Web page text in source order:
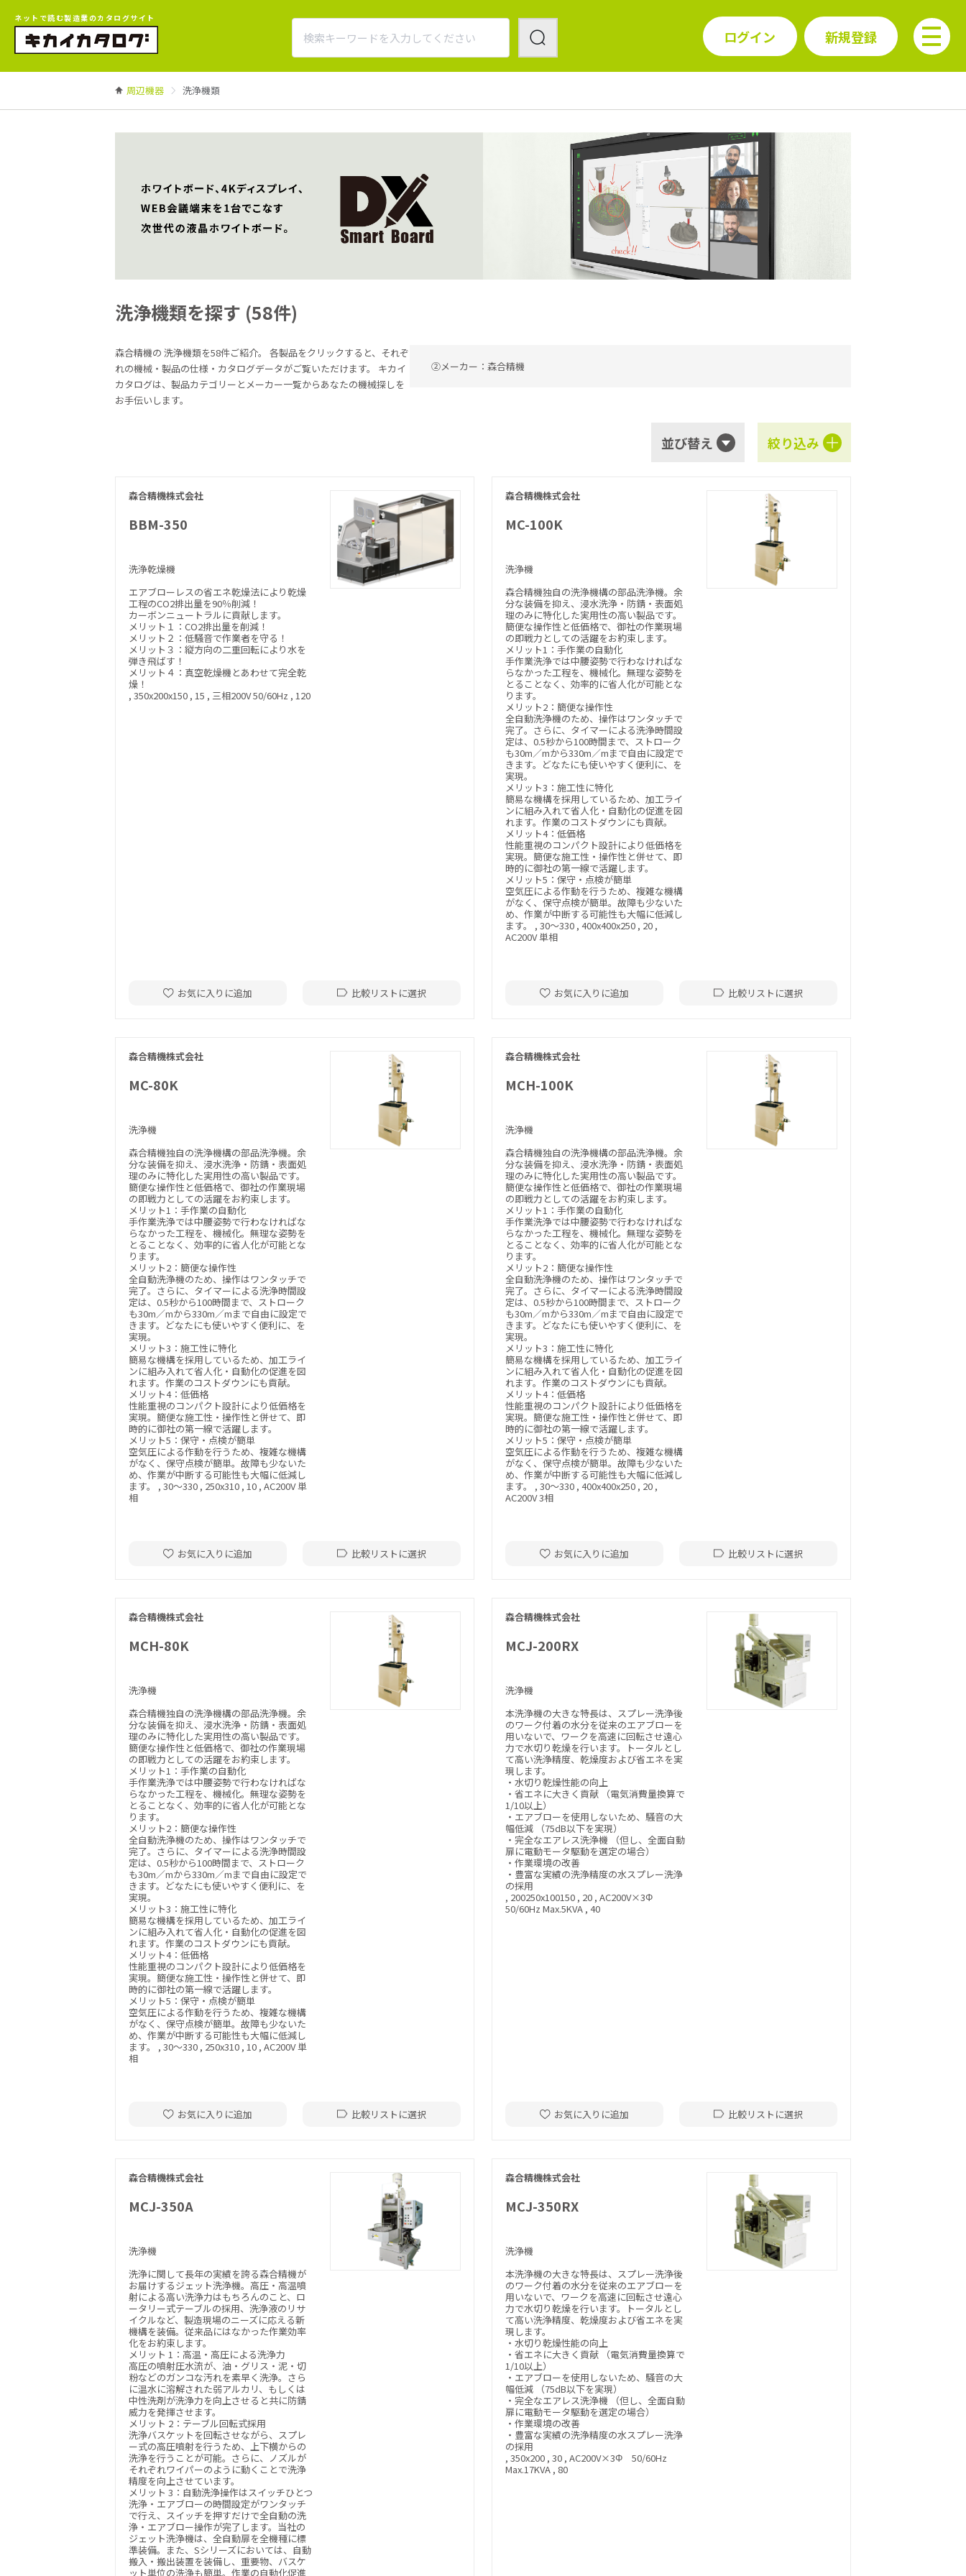
ネットで読む製造業のカタログサイト
ログイン 新規登録
周辺機器 洗浄機類
洗浄機類を探す (58件)
森合精機の 洗浄機類を58件ご紹介。
各製品をクリックすると、それぞ
れの機械・製品の仕様・カタログデータがご覧いただけます。 キカイ
カタログは、製品カテゴリーとメーカー一覧からあなたの機械探しを
お手伝いします。
②メーカー：森合精機
並び替え 絞り込み
森合精機株式会社
BBM-350
洗浄乾燥機
エアブローレスの省エネ乾燥法により乾燥
工程のCO2排出量を90％削減！
カーボンニュートラルに貢献します。
メリット１：CO2排出量を削減！
メリット２：低騒音で作業者を守る！
メリット３：縦方向の二重回転により水を
弾き飛ばす！
メリット４：真空乾燥機とあわせて完全乾
燥！
, 350x200x150 , 15 , 三相200V 50/60Hz , 120
お気に入りに追加 比較リストに選択
森合精機株式会社
MC-100K
洗浄機
森合精機独自の洗浄機構の部品洗浄機。余
分な装備を抑え、浸水洗浄・防錆・表面処
理のみに特化した実用性の高い製品です。
簡便な操作性と低価格で、御社の作業現場
の即戦力としての活躍をお約束します。
メリット1：手作業の自動化
手作業洗浄では中腰姿勢で行わなければな
らなかった工程を、機械化。無理な姿勢を
とることなく、効率的に省人化が可能とな
ります。
メリット2：簡便な操作性
全自動洗浄機のため、操作はワンタッチで
完了。さらに、タイマーによる洗浄時間設
定は、0.5秒から100時間まで、ストローク
も30m／mから330m／mまで自由に設定で
きます。どなたにも使いやすく便利に、を
実現。
メリット3：施工性に特化
簡易な機構を採用しているため、加工ライ
ンに組み入れて省人化・自動化の促進を図
れます。作業のコストダウンにも貢献。
メリット4：低価格
性能重視のコンパクト設計により低価格を
実現。簡便な施工性・操作性と併せて、即
時的に御社の第一線で活躍します。
メリット5：保守・点検が簡単
空気圧による作動を行うため、複雑な機構
がなく、保守点検が簡単。故障も少ないた
め、作業が中断する可能性も大幅に低減し
ます。 , 30～330 , 400x400x250 , 20 ,
AC200V 単相
お気に入りに追加 比較リストに選択
森合精機株式会社
MC-80K
洗浄機
森合精機独自の洗浄機構の部品洗浄機。余
分な装備を抑え、浸水洗浄・防錆・表面処
理のみに特化した実用性の高い製品です。
簡便な操作性と低価格で、御社の作業現場
の即戦力としての活躍をお約束します。
メリット1：手作業の自動化
手作業洗浄では中腰姿勢で行わなければな
らなかった工程を、機械化。無理な姿勢を
とることなく、効率的に省人化が可能とな
ります。
メリット2：簡便な操作性
全自動洗浄機のため、操作はワンタッチで
完了。さらに、タイマーによる洗浄時間設
定は、0.5秒から100時間まで、ストローク
も30m／mから330m／mまで自由に設定で
きます。どなたにも使いやすく便利に、を
実現。
メリット3：施工性に特化
簡易な機構を採用しているため、加工ライ
ンに組み入れて省人化・自動化の促進を図
れます。作業のコストダウンにも貢献。
メリット4：低価格
性能重視のコンパクト設計により低価格を
実現。簡便な施工性・操作性と併せて、即
時的に御社の第一線で活躍します。
メリット5：保守・点検が簡単
空気圧による作動を行うため、複雑な機構
がなく、保守点検が簡単。故障も少ないた
め、作業が中断する可能性も大幅に低減し
ます。 , 30～330 , 250x310 , 10 , AC200V 単
相
お気に入りに追加 比較リストに選択
森合精機株式会社
MCH-100K
洗浄機
森合精機独自の洗浄機構の部品洗浄機。余
分な装備を抑え、浸水洗浄・防錆・表面処
理のみに特化した実用性の高い製品です。
簡便な操作性と低価格で、御社の作業現場
の即戦力としての活躍をお約束します。
メリット1：手作業の自動化
手作業洗浄では中腰姿勢で行わなければな
らなかった工程を、機械化。無理な姿勢を
とることなく、効率的に省人化が可能とな
ります。
メリット2：簡便な操作性
全自動洗浄機のため、操作はワンタッチで
完了。さらに、タイマーによる洗浄時間設
定は、0.5秒から100時間まで、ストローク
も30m／mから330m／mまで自由に設定で
きます。どなたにも使いやすく便利に、を
実現。
メリット3：施工性に特化
簡易な機構を採用しているため、加工ライ
ンに組み入れて省人化・自動化の促進を図
れます。作業のコストダウンにも貢献。
メリット4：低価格
性能重視のコンパクト設計により低価格を
実現。簡便な施工性・操作性と併せて、即
時的に御社の第一線で活躍します。
メリット5：保守・点検が簡単
空気圧による作動を行うため、複雑な機構
がなく、保守点検が簡単。故障も少ないた
め、作業が中断する可能性も大幅に低減し
ます。 , 30～330 , 400x400x250 , 20 ,
AC200V 3相
お気に入りに追加 比較リストに選択
森合精機株式会社
MCH-80K
洗浄機
森合精機独自の洗浄機構の部品洗浄機。余
分な装備を抑え、浸水洗浄・防錆・表面処
理のみに特化した実用性の高い製品です。
簡便な操作性と低価格で、御社の作業現場
の即戦力としての活躍をお約束します。
メリット1：手作業の自動化
手作業洗浄では中腰姿勢で行わなければな
らなかった工程を、機械化。無理な姿勢を
とることなく、効率的に省人化が可能とな
ります。
メリット2：簡便な操作性
全自動洗浄機のため、操作はワンタッチで
完了。さらに、タイマーによる洗浄時間設
定は、0.5秒から100時間まで、ストローク
も30m／mから330m／mまで自由に設定で
きます。どなたにも使いやすく便利に、を
実現。
メリット3：施工性に特化
簡易な機構を採用しているため、加工ライ
ンに組み入れて省人化・自動化の促進を図
れます。作業のコストダウンにも貢献。
メリット4：低価格
性能重視のコンパクト設計により低価格を
実現。簡便な施工性・操作性と併せて、即
時的に御社の第一線で活躍します。
メリット5：保守・点検が簡単
空気圧による作動を行うため、複雑な機構
がなく、保守点検が簡単。故障も少ないた
め、作業が中断する可能性も大幅に低減し
ます。 , 30～330 , 250x310 , 10 , AC200V 単
相
お気に入りに追加 比較リストに選択
森合精機株式会社
MCJ-200RX
洗浄機
本洗浄機の大きな特長は、スプレー洗浄後
のワーク付着の水分を従来のエアブローを
用いないで、ワークを高速に回転させ遠心
力で水切り乾燥を行います。トータルとし
て高い洗浄精度、乾燥度および省エネを実
現します。
・水切り乾燥性能の向上
・省エネに大きく貢献 （電気消費量換算で
1/10以上）
・エアブローを使用しないため、騒音の大
幅低減 （75dB以下を実現）
・完全なエアレス洗浄機 （但し、全面自動
扉に電動モータ駆動を選定の場合）
・作業環境の改善
・豊富な実績の洗浄精度の水スプレー洗浄
の採用
, 200250x100150 , 20 , AC200V×3Φ
50/60Hz Max.5KVA , 40
お気に入りに追加 比較リストに選択
森合精機株式会社
MCJ-350A
洗浄機
洗浄に関して長年の実績を誇る森合精機が
お届けするジェット洗浄機。高圧・高温噴
射による高い洗浄力はもちろんのこと、ロ
ータリー式テーブルの採用、洗浄液のリサ
イクルなど、製造現場のニーズに応える新
機構を装備。従来品にはなかった作業効率
化をお約束します。
メリット 1：高温・高圧による洗浄力
高圧の噴射圧水流が、油・グリス・泥・切
粉などのガンコな汚れを素早く洗浄。さら
に温水に溶解された弱アルカリ、もしくは
中性洗剤が洗浄力を向上させると共に防錆
威力を発揮させます。
メリット 2：テーブル回転式採用
洗浄バスケットを回転させながら、スプレ
ー式の高圧噴射を行うため、上下横からの
洗浄を行うことが可能。さらに、ノズルが
それぞれワイパーのように動くことで洗浄
精度を向上させています。
メリット 3：自動洗浄操作はスイッチひとつ
洗浄・エアブローの時間設定がワンタッチ
で行え、スイッチを押すだけで全自動の洗
浄・エアブロー操作が完了します。当社の
ジェット洗浄機は、全自動扉を全機種に標
準装備。また、Sシリーズにおいては、自動
搬入・搬出装置を装備し、重要物、バスケ
ット単位の洗浄も簡単。作業の自動化促進
森合精機株式会社
MCJ-350RX
洗浄機
本洗浄機の大きな特長は、スプレー洗浄後
のワーク付着の水分を従来のエアブローを
用いないで、ワークを高速に回転させ遠心
力で水切り乾燥を行います。トータルとし
て高い洗浄精度、乾燥度および省エネを実
現します。
・水切り乾燥性能の向上
・省エネに大きく貢献 （電気消費量換算で
1/10以上）
・エアブローを使用しないため、騒音の大
幅低減 （75dB以下を実現）
・完全なエアレス洗浄機 （但し、全面自動
扉に電動モータ駆動を選定の場合）
・作業環境の改善
・豊富な実績の洗浄精度の水スプレー洗浄
の採用
, 350x200 , 30 , AC200V×3Φ 50/60Hz
Max.17KVA , 80